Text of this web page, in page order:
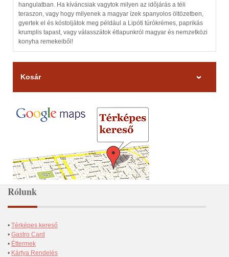
hangulatban. Ha kíváncsiak vagytok milyen az időjárás a téli
teraszon, vagy hogy milyenek a magyar ízek spanyolos öltözetben,
gyertek el és kóstoljátok meg például a Lipóti túrókrémes, paprikás
krumplis tapast, vagy válasszátok étlapunkról magyar és nemzetközi
konyha remekeiből!
Kosár
Rólunk
• Térképes kereső
• Gastro Card
• Éttermek
• Kártya Rendelés